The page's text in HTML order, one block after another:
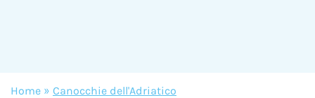
Home » Canocchie dell'Adriatico